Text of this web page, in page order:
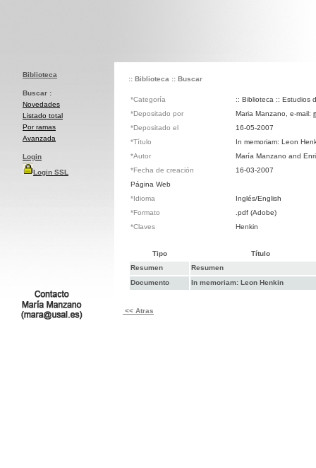
Biblioteca
Buscar :
Novedades
Listado total
Por ramas
Avanzada
Login
Login SSL
:: Biblioteca :: Buscar
*Categoría
:: Biblioteca :: Estudios
*Depositado por
Maria Manzano, e-mail:
*Depositado el
16-05-2007
*Título
In memoriam: Leon
*Autor
María Manzano and
*Fecha de creación
16-03-2007
Página Web
*Idioma
Inglés/English
*Formato
.pdf (Adobe)
*Claves
Henkin
Tipo
Título
Resumen
Resumen
Documento
In memoriam: Leon Henkin
<< Atras